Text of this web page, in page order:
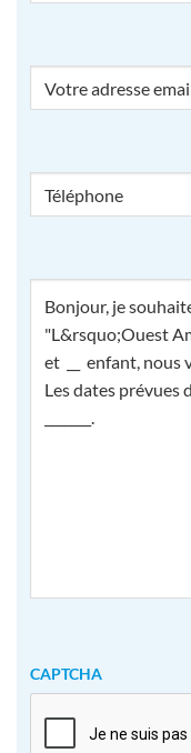
pouvons-
nous
vous
aider
CAPTCHA